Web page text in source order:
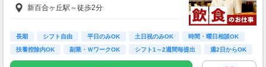
新百合ヶ丘駅～徒歩2分
長期 シフト自由 平日のみOK 土日祝のみOK
時間・曜日相談OK
扶養控除内OK
副業・ＷワークOK シフト1～2週間毎提出 週2日からOK